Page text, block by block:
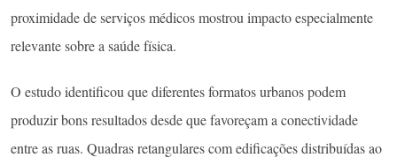
proximidade de serviços médicos mostrou impacto especialmente
relevante sobre a saúde física.
O estudo identificou que diferentes formatos urbanos podem
produzir bons resultados desde que favoreçam a conectividade
entre as ruas. Quadras retangulares com edificações distribuídas ao